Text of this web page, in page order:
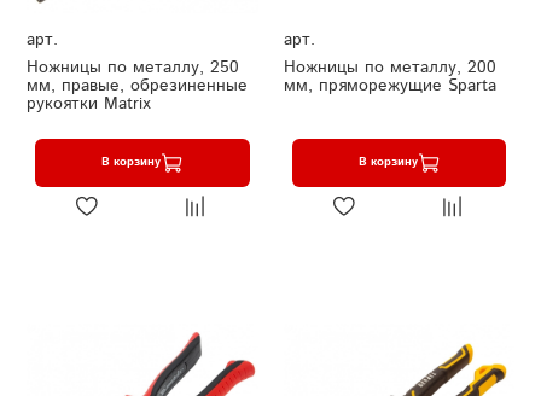
арт.
Ножницы по металлу, 250
мм, правые, обрезиненные
рукоятки Matrix
В корзину
арт.
Ножницы по металлу, 200
мм, пряморежущие Sparta
В корзину